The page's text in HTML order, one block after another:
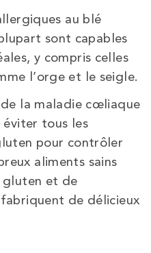
au blé
sont capables
y compris celles
l’orge et le seigle.
la maladie cœliaque
tous les
pour contrôler
aliments sains
gluten et de
de délicieux